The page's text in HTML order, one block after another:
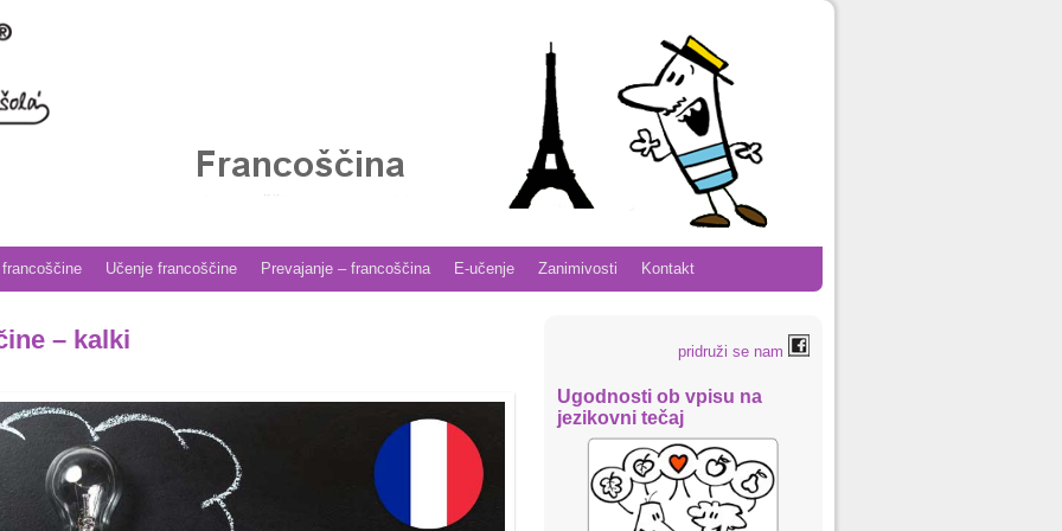
Učenje francoščine Prevajanje – francoščina E-učenje Zanimivosti Kontakt
– kalki pridruži se nam
Ugodnosti ob vpisu na
jezikovni tečaj